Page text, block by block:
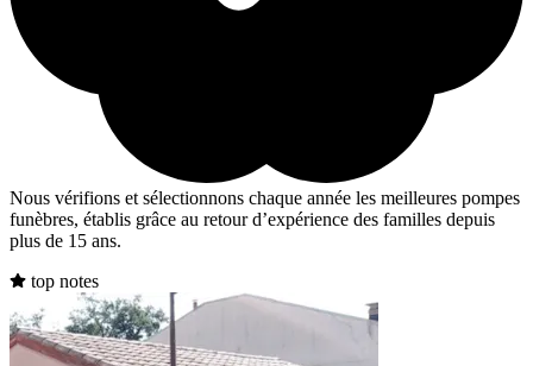
Nous vérifions et sélectionnons chaque année les meilleures pompes
funèbres, établis grâce au retour d’expérience des familles depuis
plus de 15 ans.
top notes